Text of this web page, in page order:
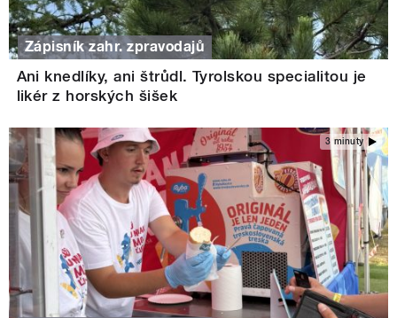
Zápisník zahr. zpravodajů
Ani knedlíky, ani štrůdl. Tyrolskou specialitou je
likér z horských šišek
3 minuty